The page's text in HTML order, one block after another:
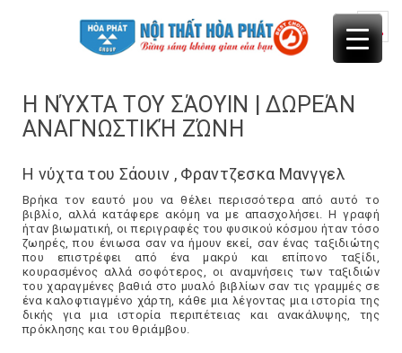
Η ΝΎΧΤΑ ΤΟΥ ΣΆΟΥΙΝ | ΔΩΡΕΆΝ
ΑΝΑΓΝΩΣΤΙΚΉ ΖΏΝΗ
Η νύχτα του Σάουιν , Φραντζεσκα Μανγγελ
Βρήκα τον εαυτό μου να θέλει περισσότερα από αυτό το
βιβλίο, αλλά κατάφερε ακόμη να με απασχολήσει. Η γραφή
ήταν βιωματική, οι περιγραφές του φυσικού κόσμου ήταν τόσο
ζωηρές, που ένιωσα σαν να ήμουν εκεί, σαν ένας ταξιδιώτης
που επιστρέφει από ένα μακρύ και επίπονο ταξίδι,
κουρασμένος αλλά σοφότερος, οι αναμνήσεις των ταξιδιών
του χαραγμένες βαθιά στο μυαλό βιβλίων σαν τις γραμμές σε
ένα καλοφτιαγμένο χάρτη, κάθε μια λέγοντας μια ιστορία της
δικής για μια ιστορία περιπέτειας και ανακάλυψης, της
πρόκλησης και του θριάμβου.